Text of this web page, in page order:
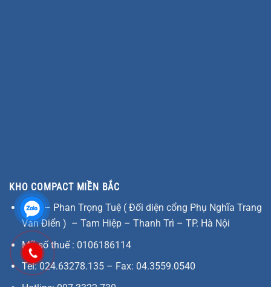
KHO COMPACT MIỀN BẮC
KM2 – Phan Trọng Tuệ ( Đối diện cổng Phụ Nghĩa Trang
Văn Điển ) – Tam Hiệp – Thanh Trì – TP. Hà Nội
Mã số thuế : 0106186114
Tel: 024.63278.135 – Fax: 04.3559.0540